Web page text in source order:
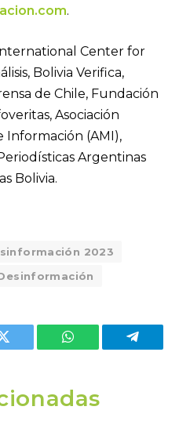
.
Center for
Bolivia Verifica,
de Chile, Fundación
Asociación
Información (AMI),
Argentinas
Bolivia.
2023
Twitter WhatsApp